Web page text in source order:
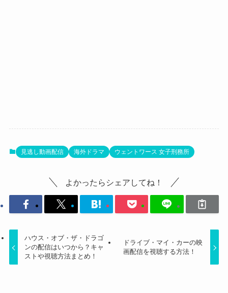
見逃し動画配信 海外ドラマ ウェントワース 女子刑務所
よかったらシェアしてね！
ハウス・オブ・ザ・ドラゴ
ンの配信はいつから？キャ
ストや視聴方法まとめ！
ドライブ・マイ・カーの映
画配信を視聴する方法！